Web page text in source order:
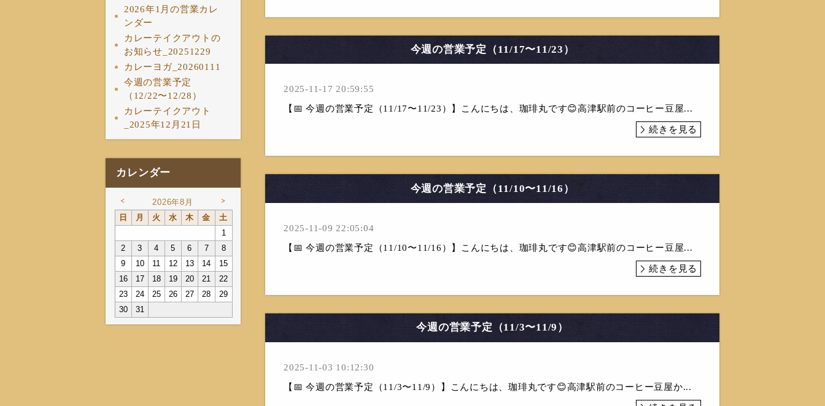
2026年1月の営業カレ
ンダー
カレーテイクアウトの
お知らせ_20251229
カレーヨガ_20260111
今週の営業予定
（12/22〜12/28）
カレーテイクアウト
_2025年12月21日
カレンダー
< 2026年8月 >
日 月 火 水 木 金
土
1
2
3 4 5 6 7
8
9
10 11 12 13 14
15
16
17 18 19 20 21
22
23
24 25 26 27 28
29
30
31
今週の営業予定（11/17〜11/23）
2025-11-17 20:59:55
【📅 今週の営業予定（11/17〜11/23）】こんにちは、珈琲丸です😊高津駅前のコーヒー豆屋...
続きを見る
今週の営業予定（11/10〜11/16）
2025-11-09 22:05:04
【📅 今週の営業予定（11/10〜11/16）】こんにちは、珈琲丸です😊高津駅前のコーヒー豆屋...
続きを見る
今週の営業予定（11/3〜11/9）
2025-11-03 10:12:30
【📅 今週の営業予定（11/3〜11/9）】こんにちは、珈琲丸です😊高津駅前のコーヒー豆屋か...